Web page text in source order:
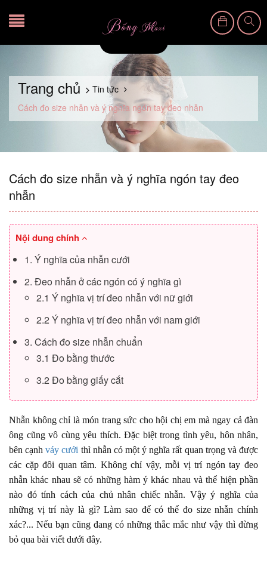
Trang chủ
Tin tức
Cách đo size nhẫn và ý nghĩa ngón tay đeo nhẫn
Cách đo size nhẫn và ý nghĩa ngón tay đeo
nhẫn
Nội dung chính
1. Ý nghĩa của nhẫn cưới
2. Đeo nhẫn ở các ngón có ý nghĩa gì
2.1 Ý nghĩa vị trí đeo nhẫn với nữ giới
2.2 Ý nghĩa vị trí đeo nhẫn với nam giới
3. Cách đo size nhẫn chuẩn
3.1 Đo bằng thước
3.2 Đo bằng giấy cắt
Nhẫn không chỉ là món trang sức cho hội chị em mà ngay cả đàn
ông cũng vô cùng yêu thích. Đặc biệt trong tình yêu, hôn nhân,
bên cạnhváy cưới thì nhẫn có một ý nghĩa rất quan trọng và được
các cặp đôi quan tâm. Không chỉ vậy, mỗi vị trí ngón tay đeo
nhẫn khác nhau sẽ có những hàm ý khác nhau và thể hiện phần
nào đó tính cách của chủ nhân chiếc nhẫn. Vậy ý nghĩa của
những vị trí này là gì? Làm sao để có thể đo size nhẫn chính
xác?... Nếu bạn cũng đang có những thắc mắc như vậy thì đừng
bỏ qua bài viết dưới đây.